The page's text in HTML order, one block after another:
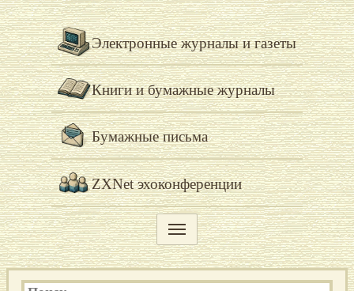
Электронные журналы и газеты
Книги и бумажные журналы
Бумажные письма
ZXNet эхоконференции